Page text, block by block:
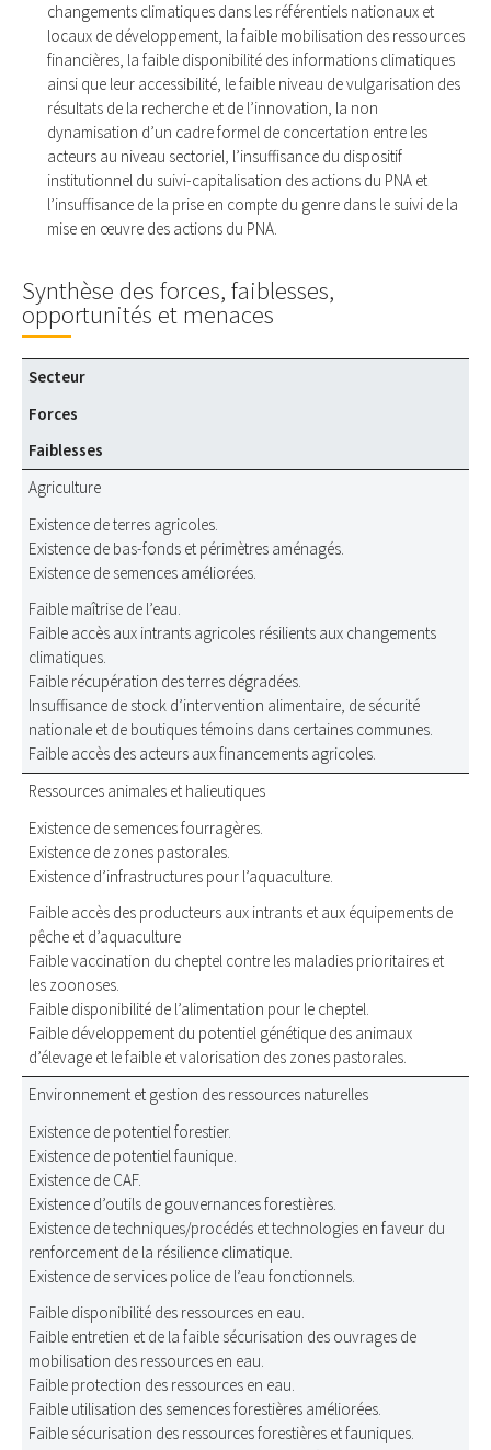
changements climatiques dans les référentiels nationaux et
locaux de développement, la faible mobilisation des ressources
financières, la faible disponibilité des informations climatiques
ainsi que leur accessibilité, le faible niveau de vulgarisation des
résultats de la recherche et de l’innovation, la non
dynamisation d’un cadre formel de concertation entre les
acteurs au niveau sectoriel, l’insuffisance du dispositif
institutionnel du suivi-capitalisation des actions du PNA et
l’insuffisance de la prise en compte du genre dans le suivi de la
mise en œuvre des actions du PNA.
Synthèse des forces, faiblesses,
opportunités et menaces
Secteur
Forces
Faiblesses
Agriculture
Existence de terres agricoles.
Existence de bas-fonds et périmètres aménagés.
Existence de semences améliorées.
Faible maîtrise de l’eau.
Faible accès aux intrants agricoles résilients aux changements
climatiques.
Faible récupération des terres dégradées.
Insuffisance de stock d’intervention alimentaire, de sécurité
nationale et de boutiques témoins dans certaines communes.
Faible accès des acteurs aux financements agricoles.
Ressources animales et halieutiques
Existence de semences fourragères.
Existence de zones pastorales.
Existence d’infrastructures pour l’aquaculture.
Faible accès des producteurs aux intrants et aux équipements de
pêche et d’aquaculture
Faible vaccination du cheptel contre les maladies prioritaires et
les zoonoses.
Faible disponibilité de l’alimentation pour le cheptel.
Faible développement du potentiel génétique des animaux
d’élevage et le faible et valorisation des zones pastorales.
Environnement et gestion des ressources naturelles
Existence de potentiel forestier.
Existence de potentiel faunique.
Existence de CAF.
Existence d’outils de gouvernances forestières.
Existence de techniques/procédés et technologies en faveur du
renforcement de la résilience climatique.
Existence de services police de l’eau fonctionnels.
Faible disponibilité des ressources en eau.
Faible entretien et de la faible sécurisation des ouvrages de
mobilisation des ressources en eau.
Faible protection des ressources en eau.
Faible utilisation des semences forestières améliorées.
Faible sécurisation des ressources forestières et fauniques.